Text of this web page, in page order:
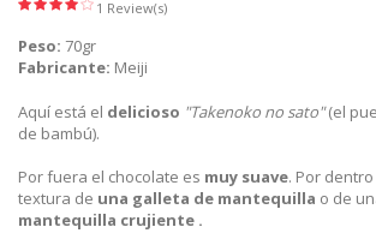
1 Review(s)
Peso: 70gr
Fabricante: Meiji
Aquí está el delicioso "Takenoko no sato" (el
de bambú).
Por fuera el chocolate es muy suave. Por dentro
textura de una galleta de mantequilla o de
mantequilla crujiente .